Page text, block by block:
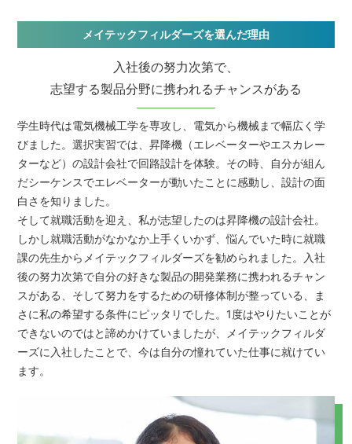
メイテックフィルダーズを選んだ理由
入社後の努力次第で、
志望する製品分野に携われるチャンスがある
学生時代は電気機械工学を専攻し、電気から機械まで幅広く学
びました。選択実習では、昇降機（エレベーターやエスカレー
ターなど）の設計会社で回路設計を体験。その時、自分が組ん
だシーケンスでエレベーターが動いたことに感動し、設計の面
白さを知りました。
そして就職活動を迎え、私が志望したのは昇降機の設計会社。
しかし就職活動がなかなか上手くいかず、悩んでいた時に就職
課の先生からメイテックフィルダーズを勧められました。入社
後の努力次第で自分の好きな製品の開発業務に携われるチャン
スがある、そして努力をするための研修体制が整っている、ま
さに私の希望する条件にピッタリでした。1度はやりたいことが
できないのではと諦めかけていましたが、メイテックフィルダ
ーズに入社したことで、今は自分の憧れていた仕事に就けてい
ます。